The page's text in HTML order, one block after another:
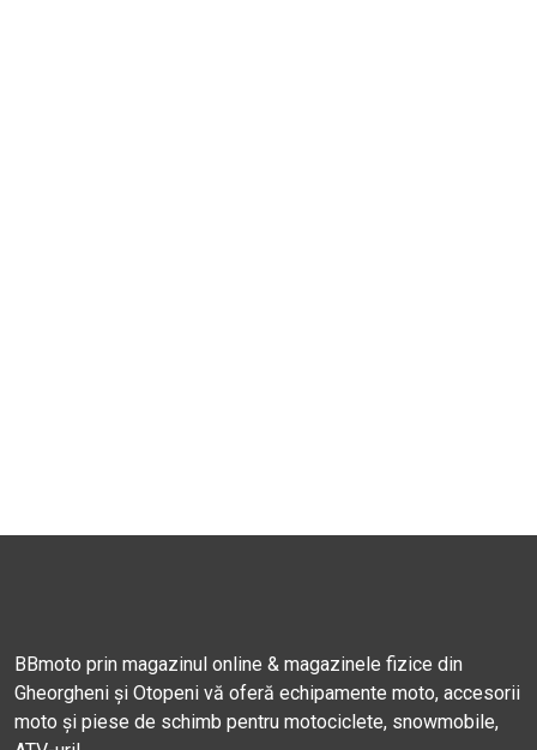
BBmoto prin magazinul online & magazinele fizice din
Gheorgheni și Otopeni vă oferă echipamente moto, accesorii
moto și piese de schimb pentru motociclete, snowmobile,